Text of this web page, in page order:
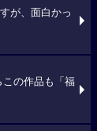
が、面白かっ
の作品も「福